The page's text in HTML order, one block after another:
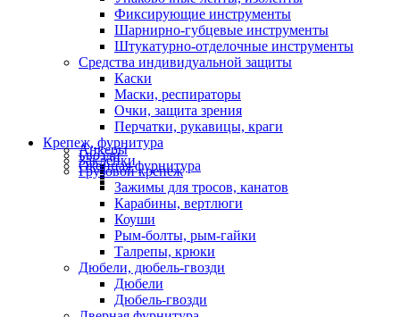
Фиксирующие инструменты
Шарнирно-губцевые инструменты
Штукатурно-отделочные инструменты
Средства индивидуальной защиты
Каски
Маски, респираторы
Очки, защита зрения
Перчатки, рукавицы, краги
Крепеж, фурнитура
Анкеры
Гвозди
Заклепки
Оконная фурнитура
Грузовой крепеж
Зажимы для тросов, канатов
Карабины, вертлюги
Коуши
Рым-болты, рым-гайки
Талрепы, крюки
Дюбели, дюбель-гвозди
Дюбели
Дюбель-гвозди